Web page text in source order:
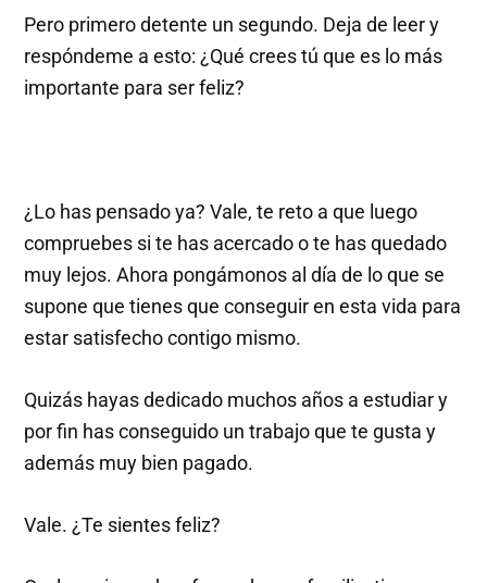
Pero primero detente un segundo. Deja de leer y
respóndeme a esto: ¿Qué crees tú que es lo más
importante para ser feliz?
¿Lo has pensado ya? Vale, te reto a que luego
compruebes si te has acercado o te has quedado
muy lejos. Ahora pongámonos al día de lo que se
supone que tienes que conseguir en esta vida para
estar satisfecho contigo mismo.
Quizás hayas dedicado muchos años a estudiar y
por fin has conseguido un trabajo que te gusta y
además muy bien pagado.
Vale. ¿Te sientes feliz?